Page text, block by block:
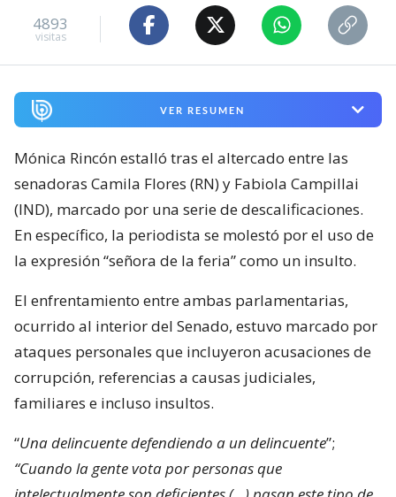
4893
visitas
VER RESUMEN
Mónica Rincón estalló tras el altercado entre las
senadoras Camila Flores (RN) y Fabiola Campillai
(IND), marcado por una serie de descalificaciones.
En específico, la periodista se molestó por el uso de
la expresión “señora de la feria” como un insulto.
El enfrentamiento entre ambas parlamentarias,
ocurrido al interior del Senado, estuvo marcado por
ataques personales que incluyeron acusaciones de
corrupción, referencias a causas judiciales,
familiares e incluso insultos.
“Una delincuente defendiendo a un delincuente”;
“Cuando la gente vota por personas que